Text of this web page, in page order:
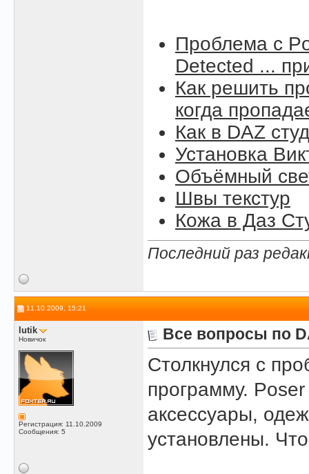
Проблема с
Detected ...
Как решить
когда
Как в DAZ
Установка
Объёмный
Швы текстур
Кожа в Даз
Последний раз
11.10.2009, 15:21
lutik
Новичок
Регистрация: 11.10.2009
Сообщения: 5
Все вопросы по
Столкнулся с
программу.
аксессуары,
установлены.